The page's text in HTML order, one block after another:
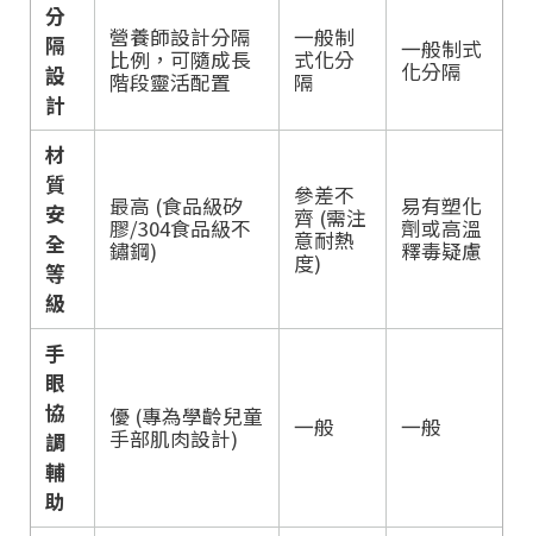
分
隔
設
計
營養師設計分隔
比例，可隨成長
階段靈活配置
一般制
式化分
隔
一般制式
化分隔
材
質
安
全
等
級
最高 (食品級矽
膠/304食品級不
鏽鋼)
參差不
齊 (需注
意耐熱
度)
易有塑化
劑或高溫
釋毒疑慮
手
眼
協
調
輔
助
優 (專為學齡兒童
手部肌肉設計) 一般 一般